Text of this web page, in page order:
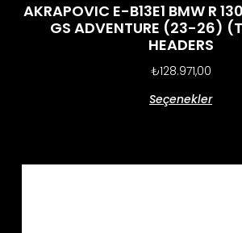
AKRAPOVIC E-B13E1 BMW R
GS ADVENTURE (23-26)
HEADERS
₺128.971,00
Seçenekler